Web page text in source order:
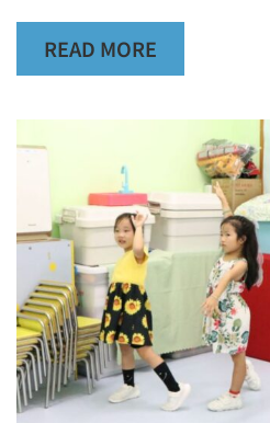
READ MORE